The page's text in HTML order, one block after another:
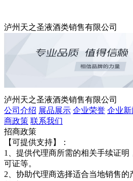
泸州天之圣液酒类销售有限公司
泸州天之圣液酒类销售有限公司
公司介绍 展品展示 企业荣誉 企业新
商政策 联系我们
招商政策
【可提供支持】：
1、提供代理商所需的相关手续证
可证等。
2、协助代理商选择适合当地销售的